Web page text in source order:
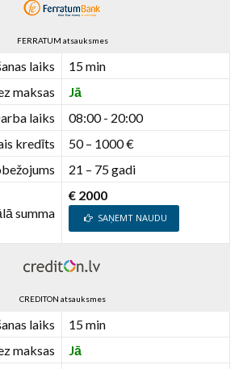
FERRATUM atsauksmes
laiks
15 min
maksas
Jā
laiks
08:00 - 20:00
kredīts
50 – 1000 €
21 – 75 gadi
summa
€ 2000
SAŅEMT NAUDU
CREDITON atsauksmes
laiks
15 min
maksas
Jā